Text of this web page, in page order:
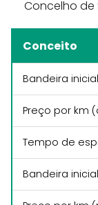
Concelho de
Conceito
Bandeira
Preço por km
Tempo de
Bandeira